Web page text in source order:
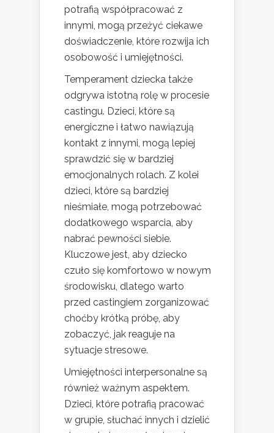
potrafią współpracować z
innymi, mogą przeżyć ciekawe
doświadczenie, które rozwija ich
osobowość i umiejętności.
Temperament dziecka także
odgrywa istotną rolę w procesie
castingu. Dzieci, które są
energiczne i łatwo nawiązują
kontakt z innymi, mogą lepiej
sprawdzić się w bardziej
emocjonalnych rolach. Z kolei
dzieci, które są bardziej
nieśmiałe, mogą potrzebować
dodatkowego wsparcia, aby
nabrać pewności siebie.
Kluczowe jest, aby dziecko
czuło się komfortowo w nowym
środowisku, dlatego warto
przed castingiem zorganizować
choćby krótką próbę, aby
zobaczyć, jak reaguje na
sytuacje stresowe.
Umiejętności interpersonalne są
również ważnym aspektem.
Dzieci, które potrafią pracować
w grupie, słuchać innych i dzielić